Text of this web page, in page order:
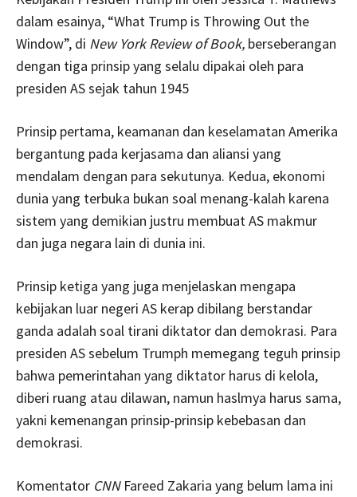
dalam esainya, “What Trump is Throwing Out the
Window”, di New York Review of Book, berseberangan
dengan tiga prinsip yang selalu dipakai oleh para
presiden AS sejak tahun 1945
Prinsip pertama, keamanan dan keselamatan Amerika
bergantung pada kerjasama dan aliansi yang
mendalam dengan para sekutunya. Kedua, ekonomi
dunia yang terbuka bukan soal menang-kalah karena
sistem yang demikian justru membuat AS makmur
dan juga negara lain di dunia ini.
Prinsip ketiga yang juga menjelaskan mengapa
kebijakan luar negeri AS kerap dibilang berstandar
ganda adalah soal tirani diktator dan demokrasi. Para
presiden AS sebelum Trumph memegang teguh prinsip
bahwa pemerintahan yang diktator harus di kelola,
diberi ruang atau dilawan, namun haslmya harus sama,
yakni kemenangan prinsip-prinsip kebebasan dan
demokrasi.
Komentator CNNFareed Zakaria yang belum lama ini